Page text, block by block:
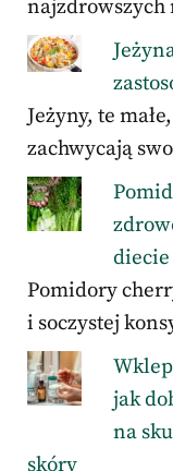
najzdrowszych
Jeżyny, te
zachwycają
diecie
Pomidory
i soczystej
jak
na
skóry